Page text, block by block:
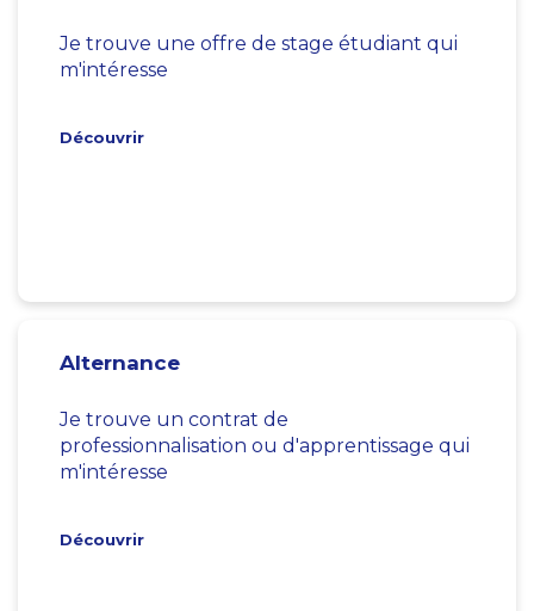
Je trouve une offre de stage étudiant qui
m'intéresse
Découvrir
Alternance
Je trouve un contrat de
professionnalisation ou d'apprentissage qui
m'intéresse
Découvrir